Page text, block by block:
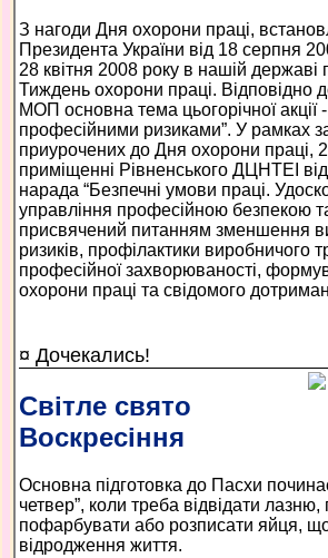
З нагоди Дня охорони праці,
Президента України від 18 серпня
28 квітня 2008 року в нашій державі
Тиждень охорони праці. Відповідно
МОП основна тема цьогорічної акції
професійними ризиками”. У рамках
приурочених до Дня охорони праці,
приміщенні Рівненського ДЦНТЕІ
нарада “Безпечні умови праці.
управління професійною безпекою
присвячений питанням зменшення
ризиків, профілактики виробничого
професійної захворюваності,
охорони праці та свідомого
¤ Дочекались!
Світле свято
Воскресіння
Основна підготовка до Пасхи
четвер”, коли треба відвідати лазню,
пофарбувати або розписати яйця,
відродження життя.